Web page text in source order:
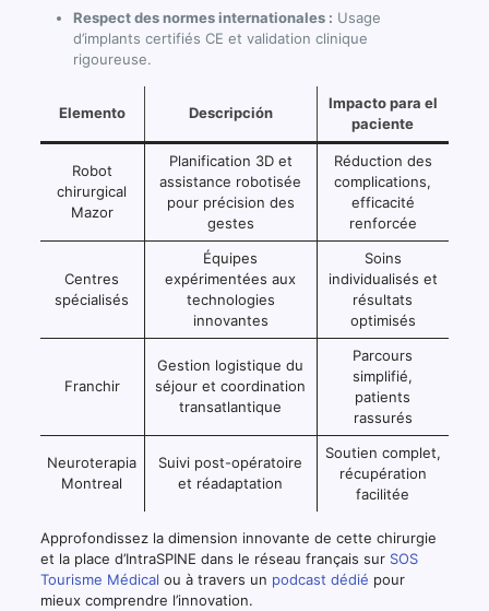
Respect des normes internationales : Usage
d’implants certifiés CE et validation clinique
rigoureuse.
Elemento Descripción
Impacto para el
paciente
Robot
chirurgical
Mazor
Planification 3D et
assistance robotisée
pour précision des
gestes
Réduction des
complications,
efficacité
renforcée
Centres
spécialisés
Équipes
expérimentées aux
technologies
innovantes
Soins
individualisés et
résultats
optimisés
Franchir
Gestion logistique du
séjour et coordination
transatlantique
Parcours
simplifié,
patients
rassurés
Neuroterapia
Montreal
Suivi post-opératoire
et réadaptation
Soutien complet,
récupération
facilitée
Approfondissez la dimension innovante de cette chirurgie
et la place d’IntraSPINE dans le réseau français sur SOS
Tourisme Médical ou à travers un podcast dédié pour
mieux comprendre l’innovation.